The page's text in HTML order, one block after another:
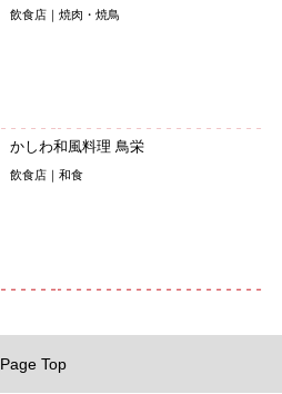
飲食店｜焼肉・焼鳥
かしわ和風料理 鳥栄
飲食店｜和食
Page Top